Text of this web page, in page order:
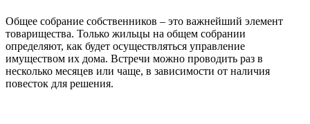
Общее собрание собственников – это важнейший элемент
товарищества. Только жильцы на общем собрании
определяют, как будет осуществляться управление
имуществом их дома. Встречи можно проводить раз в
несколько месяцев или чаще, в зависимости от наличия
повесток для решения.